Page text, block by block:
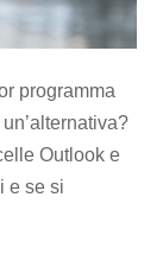
programma
Outlook e
e se si